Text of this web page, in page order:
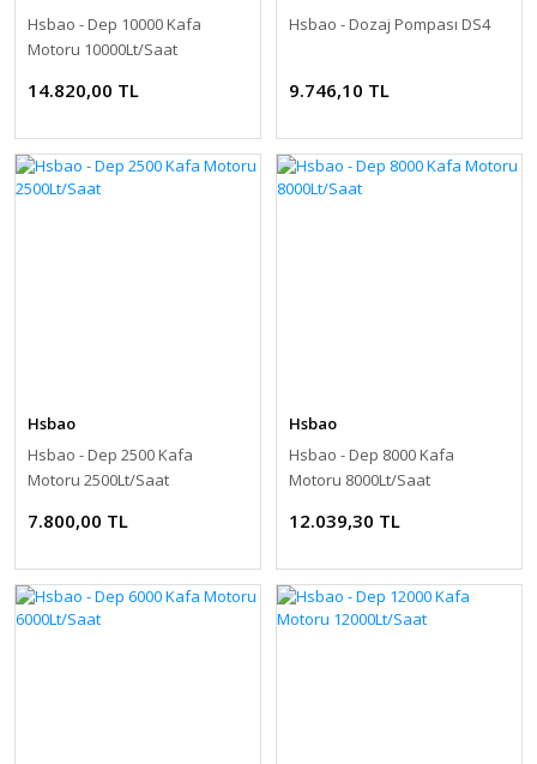
Hsbao - Dep 10000 Kafa
Motoru 10000Lt/Saat
14.820,00 TL
Hsbao - Dozaj Pompası DS4
9.746,10 TL
Hsbao
Hsbao - Dep 2500 Kafa
Motoru 2500Lt/Saat
7.800,00 TL
Hsbao
Hsbao - Dep 8000 Kafa
Motoru 8000Lt/Saat
12.039,30 TL